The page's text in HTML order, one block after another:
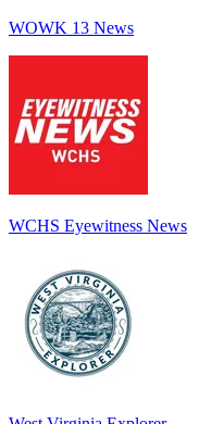
WOWK 13 News
WCHS Eyewitness News